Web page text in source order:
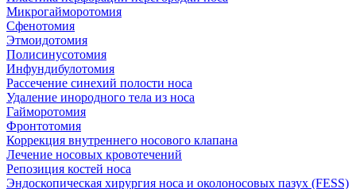
Микрогайморотомия
Сфенотомия
Этмоидотомия
Полисинусотомия
Инфундибулотомия
Рассечение синехий полости носа
Удаление инородного тела из носа
Гайморотомия
Фронтотомия
Коррекция внутреннего носового клапана
Лечение носовых кровотечений
Репозиция костей носа
Эндоскопическая хирургия носа и околоносовых пазух (FESS)